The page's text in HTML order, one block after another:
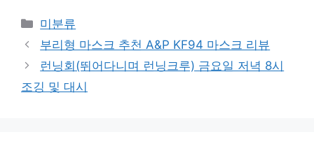
Categories
미분류
부리형 마스크 추천 A&P KF94 마스크 리뷰
런닝회(뛰어다니며 런닝크루) 금요일 저녁 8시
조깅 및 대시